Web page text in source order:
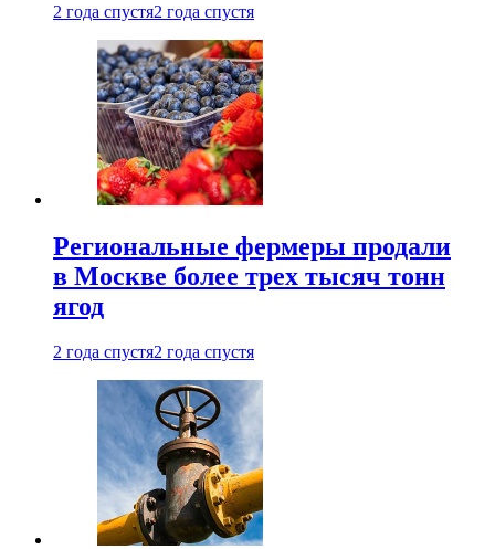
2 года спустя2 года спустя
Региональные фермеры продали
в Москве более трех тысяч тонн
ягод
2 года спустя2 года спустя